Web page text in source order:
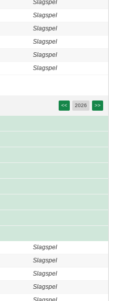
Slagspel
Slagspel
Slagspel
Slagspel
Slagspel
Slagspel
<< 2026 >>
Slagspel
Slagspel
Slagspel
Slagspel